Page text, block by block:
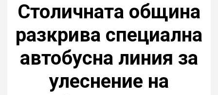
Столичната община
разкрива специална
автобусна линия за
улеснение на